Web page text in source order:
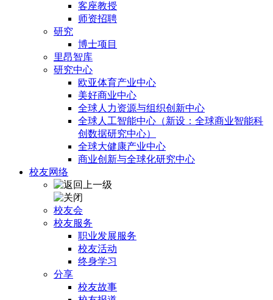
客座教授
师资招聘
研究
博士项目
里昂智库
研究中心
欧亚体育产业中心
美好商业中心
全球人力资源与组织创新中心
全球人工智能中心（新设：全球商业智能科
创数据研究中心）
全球大健康产业中心
商业创新与全球化研究中心
校友网络
校友会
校友服务
职业发展服务
校友活动
终身学习
分享
校友故事